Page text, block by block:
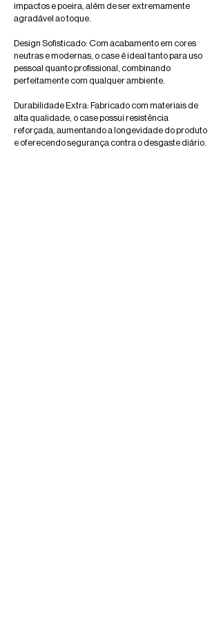
impactos e poeira, além de ser extremamente
agradável ao toque.
Design Sofisticado: Com acabamento em cores
neutras e modernas, o case é ideal tanto para uso
pessoal quanto profissional, combinando
perfeitamente com qualquer ambiente.
Durabilidade Extra: Fabricado com materiais de
alta qualidade, o case possui resistência
reforçada, aumentando a longevidade do produto
e oferecendo segurança contra o desgaste diário.